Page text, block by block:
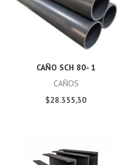
CAÑO SCH 80- 1
CAÑOS
$28.355,30